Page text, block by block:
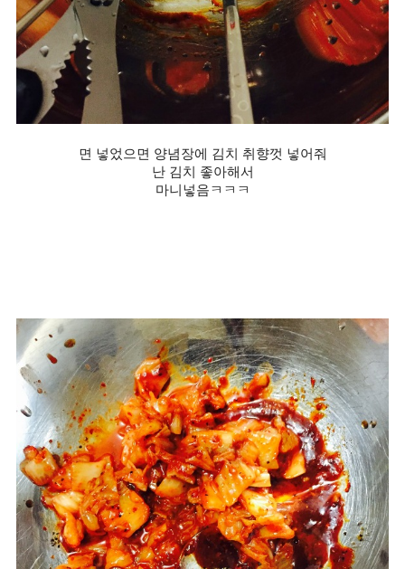
면 넣었으면 양념장에 김치 취향껏 넣어줘
난 김치 좋아해서
마니넣음ㅋㅋㅋ